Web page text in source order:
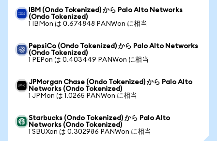
IBM (Ondo Tokenized) から Palo Alto Networks
(Ondo Tokenized)
1 IBMon は 0.674848 PANWon に相当
PepsiCo (Ondo Tokenized) から Palo Alto Networks
(Ondo Tokenized)
1 PEPon は 0.403449 PANWon に相当
JPMorgan Chase (Ondo Tokenized) から Palo Alto
Networks (Ondo Tokenized)
1 JPMon は 1.0265 PANWon に相当
Starbucks (Ondo Tokenized) から Palo Alto
Networks (Ondo Tokenized)
1 SBUXon は 0.302986 PANWon に相当